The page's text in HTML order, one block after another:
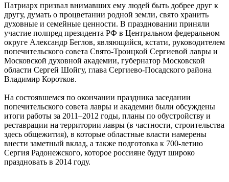
Патриарх призвал внимавших ему людей быть добрее друг к
другу, думать о процветании родной земли, свято хранить
духовные и семейные ценности. В праздновании приняли
участие полпред президента РФ в Центральном федеральном
округе Александр Беглов, являющийся, кстати, руководителем
попечительского совета Свято-Троицкой Сергиевой лавры и
Московской духовной академии, губернатор Московской
области Сергей Шойгу, глава Сергиево-Посадского района
Владимир Коротков.
На состоявшемся по окончании праздника заседании
попечительского совета лавры и академии были обсуждены
итоги работы за 2011–2012 годы, планы по обустройству и
реставрации на территории лавры (в частности, строительства
здесь общежития), в которые областные власти намерены
внести заметный вклад, а также подготовка к 700-летию
Сергия Радонежского, которое россияне будут широко
праздновать в 2014 году.